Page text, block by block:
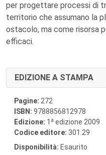
per progettare processi di
territorio che assumano la
ostacolo, ma come risorsa
efficaci.
EDIZIONE A STAMPA
Pagine: 272
ISBN: 9788856812978
Edizione: 1 a edizione 2009
Codice editore: 301.29
Disponibilità: Esaurito